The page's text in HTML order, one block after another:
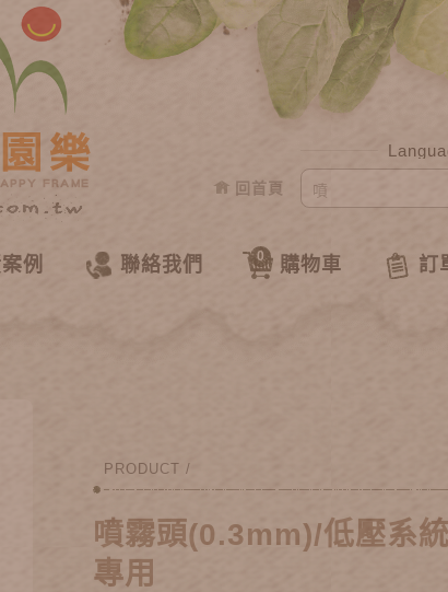
例 聯絡我們 購物車
0 訂
回首頁
PRODUCT /
噴霧頭(0.3mm)/低壓系統
專用